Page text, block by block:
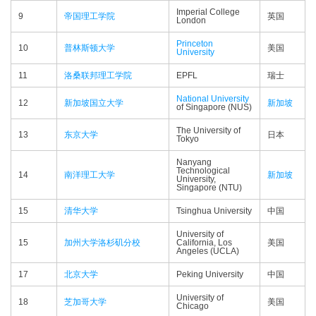
9 帝国理工学院
Imperial College
London
英国
10 普林斯顿大学
Princeton
University
美国
11 洛桑联邦理工学院 EPFL 瑞士
12 新加坡国立大学
National University
of Singapore (NUS)
新加坡
13 东京大学
The University of
Tokyo
日本
14 南洋理工大学
Nanyang
Technological
University,
Singapore (NTU)
新加坡
15 清华大学 Tsinghua University 中国
15 加州大学洛杉矶分校
University of
California, Los
Angeles (UCLA)
美国
17 北京大学 Peking University 中国
18 芝加哥大学
University of
Chicago
美国